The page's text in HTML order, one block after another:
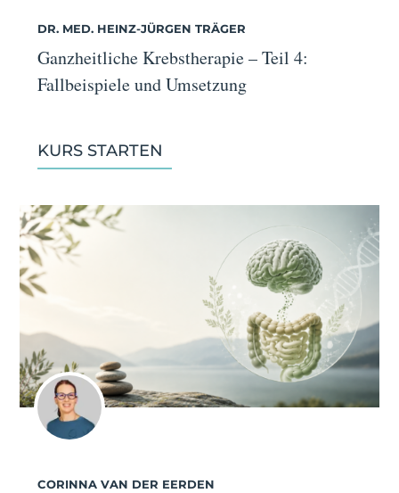
DR. MED. HEINZ-JÜRGEN TRÄGER
Ganzheitliche Krebstherapie – Teil 4:
Fallbeispiele und Umsetzung
KURS STARTEN
CORINNA VAN DER EERDEN